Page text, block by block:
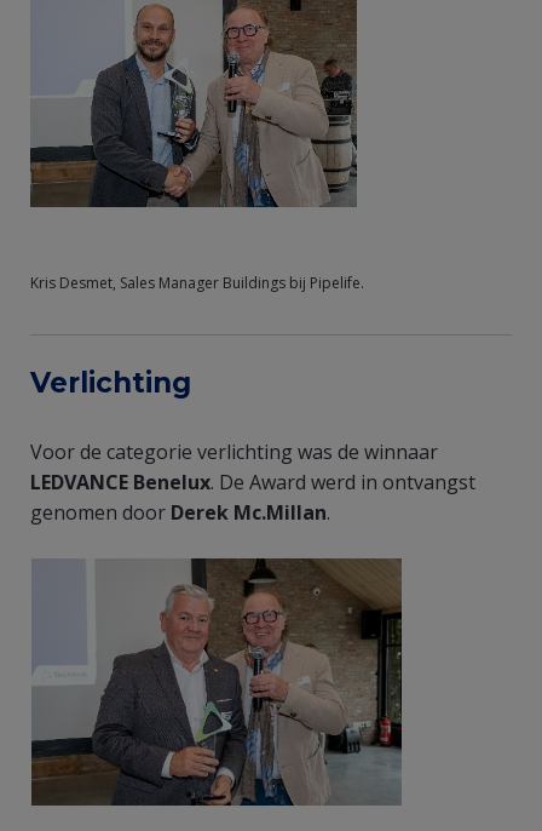
Kris Desmet, Sales Manager Buildings bij Pipelife.
Verlichting
Voor de categorie verlichting was de winnaar
LEDVANCE Benelux. De Award werd in ontvangst
genomen door Derek Mc.Millan.